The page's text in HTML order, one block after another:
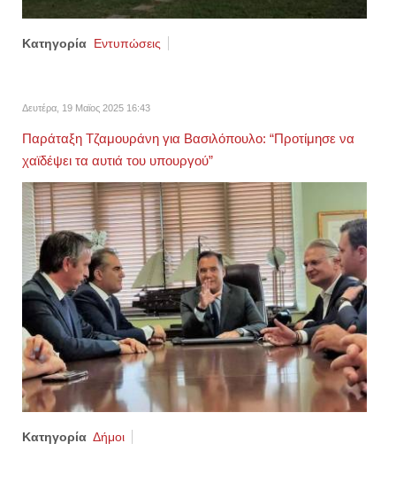
Κατηγορία Εντυπώσεις
Δευτέρα, 19 Μαϊος 2025 16:43
Παράταξη Τζαμουράνη για Βασιλόπουλο: “Προτίμησε να
χαϊδέψει τα αυτιά του υπουργού”
Κατηγορία Δήμοι